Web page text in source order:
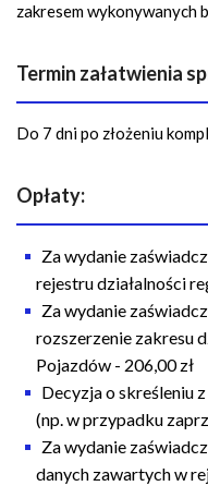
zakresem wykonywanych
Termin załatwienia
Do 7 dni po złożeniu
Opłaty:
Za wydanie
rejestru działalności
Za wydanie
rozszerzenie zakresu
Pojazdów - 206,00 zł
Decyzja o skreśleniu
(np. w przypadku
Za wydanie
danych zawartych w